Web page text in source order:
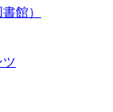
館）
ツ